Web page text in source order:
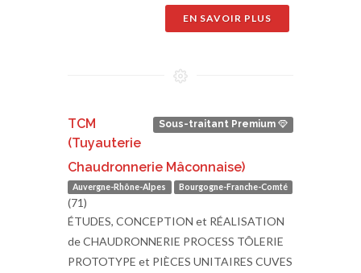
EN SAVOIR PLUS
Sous-traitant Premium
TCM
(Tuyauterie
Chaudronnerie Mâconnaise)
Auvergne-Rhône-Alpes Bourgogne-Franche-Comté
(71)
ÉTUDES, CONCEPTION et RÉALISATION
de CHAUDRONNERIE PROCESS TÔLERIE
PROTOTYPE et PIÈCES UNITAIRES CUVES